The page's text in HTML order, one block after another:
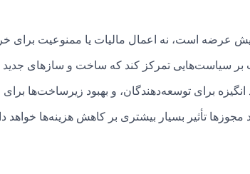
عرضه است، نه اعمال مالیات یا ممنوعیت برای
بر سیاست‌هایی تمرکز کند که ساخت و سازهای جدید
انگیزه برای توسعه‌دهندگان، و بهبود زیرساخت‌ها
مجوزها تأثیر بسیار بیشتری بر کاهش هزینه‌ها